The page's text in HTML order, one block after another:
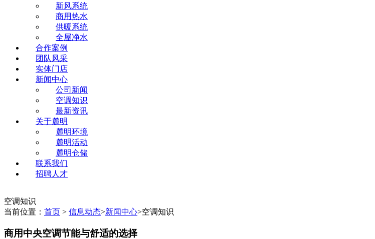
新风系统
商用热水
供暖系统
全屋净水
合作案例
团队风采
实体门店
新闻中心
公司新闻
空调知识
最新资讯
关于麓明
麓明环境
麓明活动
麓明仓储
联系我们
招聘人才
空调知识
当前位置： 首页 > 信息动态>新闻中心>空调知识
商用中央空调节能与舒适的选择